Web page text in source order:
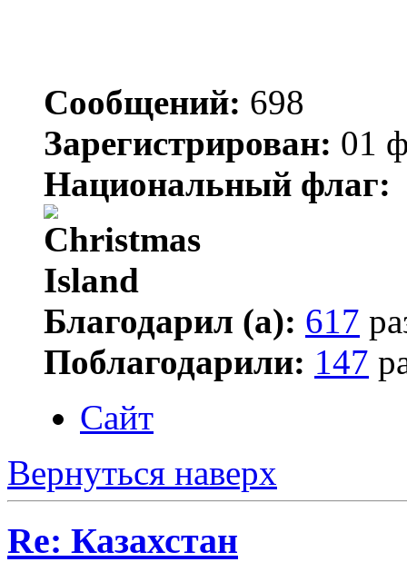
Сообщений: 698
Зарегистрирован: 01
Национальный флаг:
Благодарил (а): 617
Поблагодарили: 147
Сайт
Вернуться наверх
Re: Казахстан